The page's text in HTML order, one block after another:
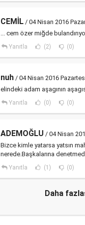
CEMİL / 04 Nisan 2016
... cem özer miğde
Yanıtla (2) (0)
nuh / 04 Nisan 2016
elindeki adam aşagının
Yanıtla (0) (0)
ADEMOĞLU / 04 Nisan
Bizce kimle yatarsa yatsın
nerede.Başkalarına
Yanıtla (1) (0)
Daha